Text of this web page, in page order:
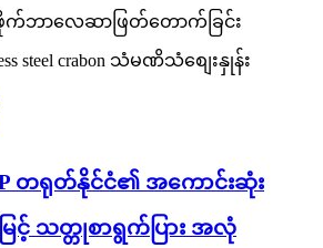
တရုတ်နိုင်ငံ၏ အကောင်းဆုံး
မြင့် သတ္တုစာရွက်ပြား အလုံ